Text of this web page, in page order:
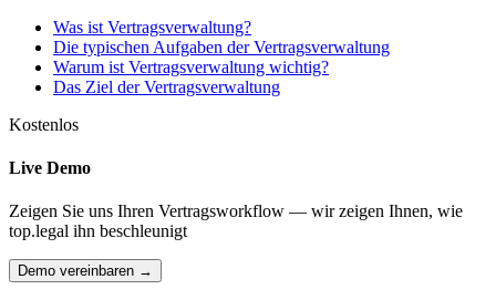
Was ist Vertragsverwaltung?
Die typischen Aufgaben der Vertragsverwaltung
Warum ist Vertragsverwaltung wichtig?
Das Ziel der Vertragsverwaltung
Kostenlos
Live Demo
Zeigen Sie uns Ihren Vertragsworkflow — wir zeigen Ihnen, wie
top.legal ihn beschleunigt
Demo vereinbaren →